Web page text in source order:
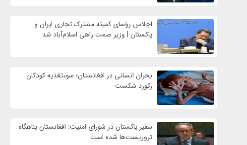
اجلاس رؤسای کمیته مشترک تجاری ایران و
پاکستان | وزیر صمت راهی اسلام‌آباد شد
بحران انسانی در افغانستان؛ سوءتغذیه کودکان
رکورد شکست
سفیر پاکستان در شورای امنیت: افغانستان پناهگاه
تروریست‌ها شده است